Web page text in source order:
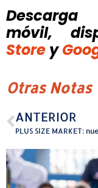
móvil,
Store y
Otras Notas
ANTERIOR